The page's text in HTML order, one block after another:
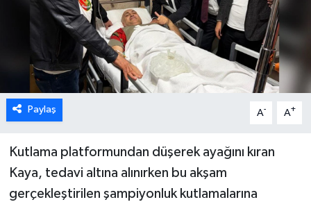
Paylaş A- A+
Kutlama platformundan düşerek ayağını kıran
Kaya, tedavi altına alınırken bu akşam
gerçekleştirilen şampiyonluk kutlamalarına